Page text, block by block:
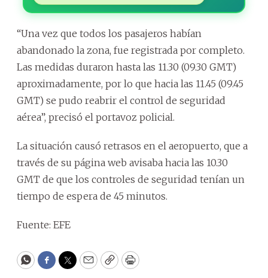
“Una vez que todos los pasajeros habían
abandonado la zona, fue registrada por completo.
Las medidas duraron hasta las 11.30 (09.30 GMT)
aproximadamente, por lo que hacia las 11.45 (09.45
GMT) se pudo reabrir el control de seguridad
aérea”, precisó el portavoz policial.
La situación causó retrasos en el aeropuerto, que a
través de su página web avisaba hacia las 10.30
GMT de que los controles de seguridad tenían un
tiempo de espera de 45 minutos.
Fuente: EFE
WhatsApp
Facebook
Twitter
EmailCopyPrint